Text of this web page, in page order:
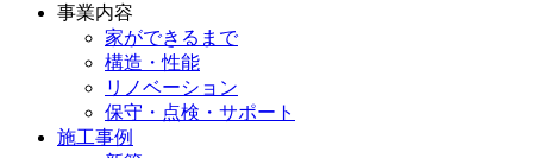
事業内容
家ができるまで
構造・性能
リノベーション
保守・点検・サポート
施工事例